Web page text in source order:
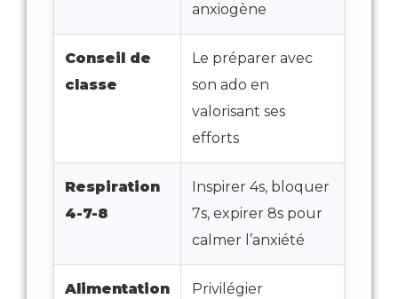
anxiogène
Conseil de
classe
Le préparer avec
son ado en
valorisant ses
efforts
Respiration
4-7-8
Inspirer 4s, bloquer
7s, expirer 8s pour
calmer l’anxiété
Alimentation
Privilégier